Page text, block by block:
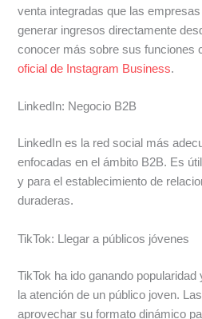
venta integradas que las
generar ingresos directamente
conocer más sobre sus funciones
oficial de Instagram Business.
LinkedIn: Negocio B2B
LinkedIn es la red social más
enfocadas en el ámbito B2B. Es
y para el establecimiento de
duraderas.
TikTok: Llegar a públicos jóvenes
TikTok ha ido ganando
la atención de un público joven.
aprovechar su formato dinámico